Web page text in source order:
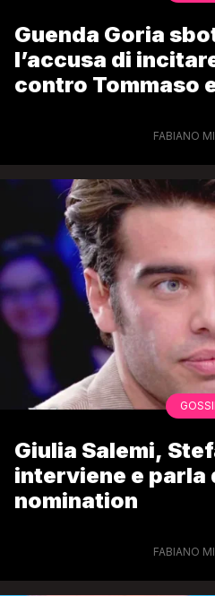
Guenda Goria
l’accusa di
contro Tommaso
FABIANO
Giulia Salemi,
interviene e parla
nomination
FABIANO